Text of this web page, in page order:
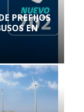
PREFIJOS
EN